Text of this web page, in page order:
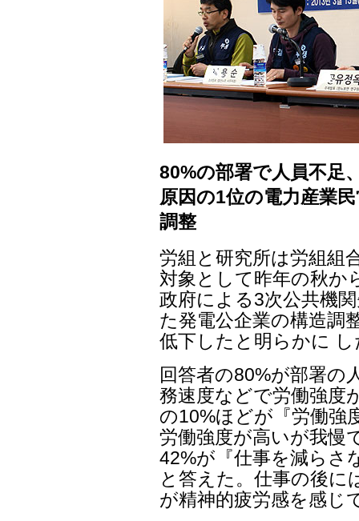
80%の部署で人員不足
原因の1位の電力産業
調整
労組と研究所は労組組
対象として昨年の秋か
政府による3次公共機
た発電公企業の構造調
低下したと明らかに し
回答者の80%が部署の
務速度などで労働強度
の10%ほどが『労働強
労働強度が高いが我慢
42%が『仕事を減らさ
と答えた。仕事の後に
が精神的疲労感を感じ